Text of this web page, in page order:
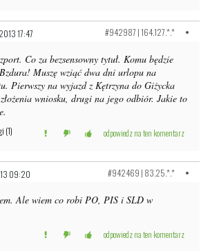
#942987 | 164.127.*.*
17:47
Co za bezsensowny tytuł. Komu będzie
Muszę wziąć dwa dni urlopu na
Pierwszy na wyjazd z Kętrzyna do Giżycka
wniosku, drugi na jego odbiór. Jakie to
(1) odpowiedz na ten komentarz
#942469 | 83.25.*.*
09:20
Ale wiem co robi PO, PIS i SLD w
odpowiedz na ten komentarz